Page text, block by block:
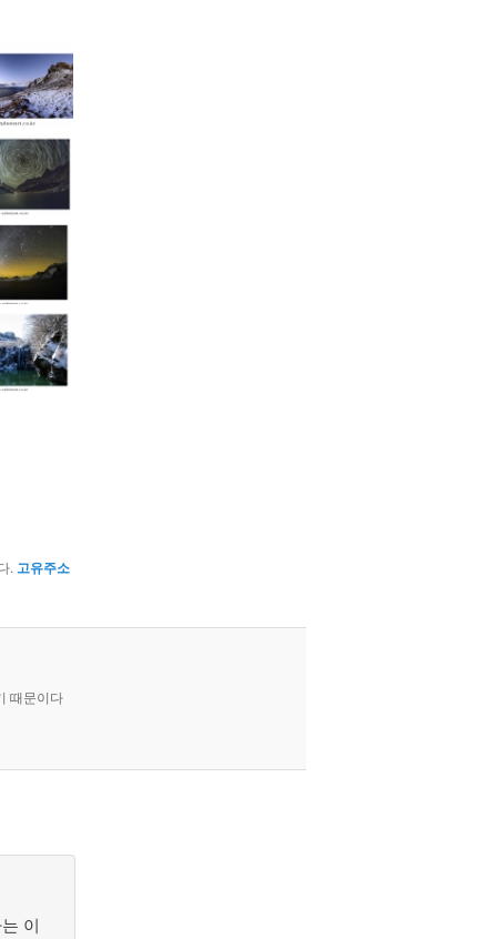
. 고유주소
때문이다
이